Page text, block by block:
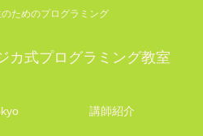
ためのプログラミング
カ式プログラミング教室
講師紹介